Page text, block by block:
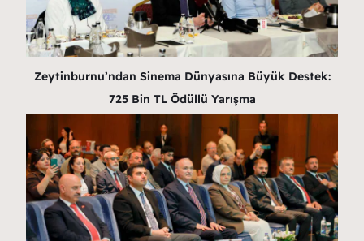
Zeytinburnu’ndan Sinema Dünyasına Büyük Destek:
725 Bin TL Ödüllü Yarışma